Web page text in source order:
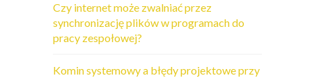
Czy internet może zwalniać przez
synchronizację plików w programach do
pracy zespołowej?
Komin systemowy a błędy projektowe przy